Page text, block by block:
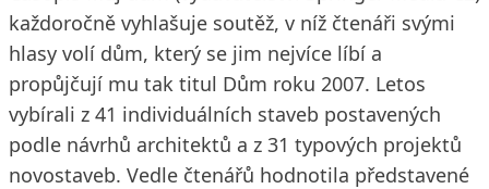
každoročně vyhlašuje soutěž, v níž čtenáři svými
hlasy volí dům, který se jim nejvíce líbí a
propůjčují mu tak titul Dům roku 2007. Letos
vybírali z 41 individuálních staveb postavených
podle návrhů architektů a z 31 typových projektů
novostaveb. Vedle čtenářů hodnotila představené